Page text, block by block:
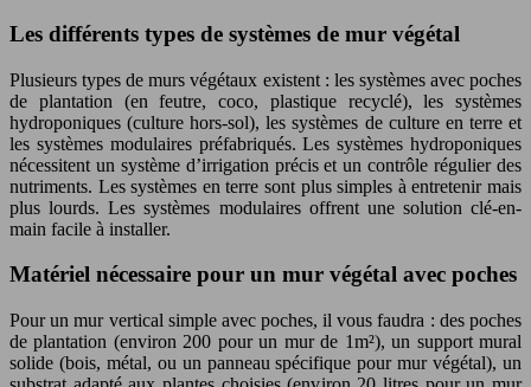
Les différents types de systèmes de mur végétal
Plusieurs types de murs végétaux existent : les systèmes avec poches
de plantation (en feutre, coco, plastique recyclé), les systèmes
hydroponiques (culture hors-sol), les systèmes de culture en terre et
les systèmes modulaires préfabriqués. Les systèmes hydroponiques
nécessitent un système d’irrigation précis et un contrôle régulier des
nutriments. Les systèmes en terre sont plus simples à entretenir mais
plus lourds. Les systèmes modulaires offrent une solution clé-en-
main facile à installer.
Matériel nécessaire pour un mur végétal avec poches
Pour un mur vertical simple avec poches, il vous faudra : des poches
de plantation (environ 200 pour un mur de 1m²), un support mural
solide (bois, métal, ou un panneau spécifique pour mur végétal), un